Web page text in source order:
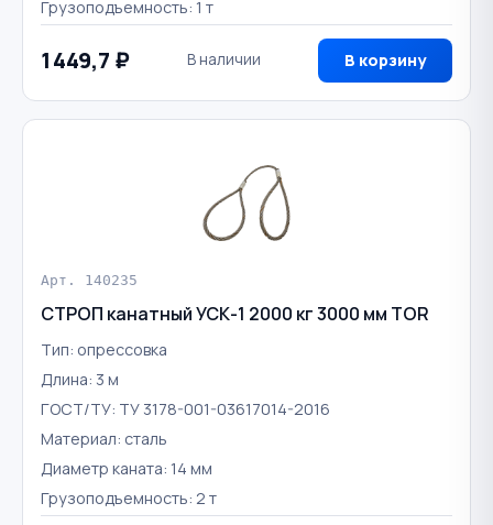
Грузоподъемность: 1 т
1 449,7 ₽ В наличии В корзину
Арт. 140235
СТРОП канатный УСК-1 2000 кг 3000 мм TOR
Тип: опрессовка
Длина: 3 м
ГОСТ/ТУ: ТУ 3178-001-03617014-2016
Материал: сталь
Диаметр каната: 14 мм
Грузоподъемность: 2 т